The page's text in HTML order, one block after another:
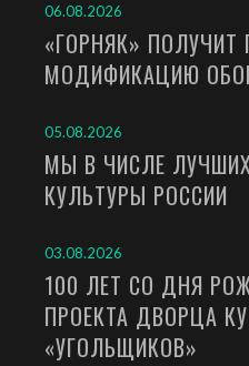
06.08.2026
«ГОРНЯК»
МОДИФИКАЦИЮ
05.08.2026
МЫ В ЧИСЛЕ
КУЛЬТУРЫ РОССИИ
03.08.2026
100 ЛЕТ СО ДНЯ
ПРОЕКТА ДВОРЦА
«УГОЛЬЩИКОВ»